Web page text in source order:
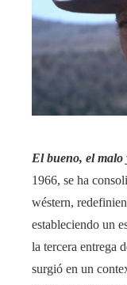
El bueno, el malo
1966, se ha
wéstern,
estableciendo un
la tercera entrega
surgió en un